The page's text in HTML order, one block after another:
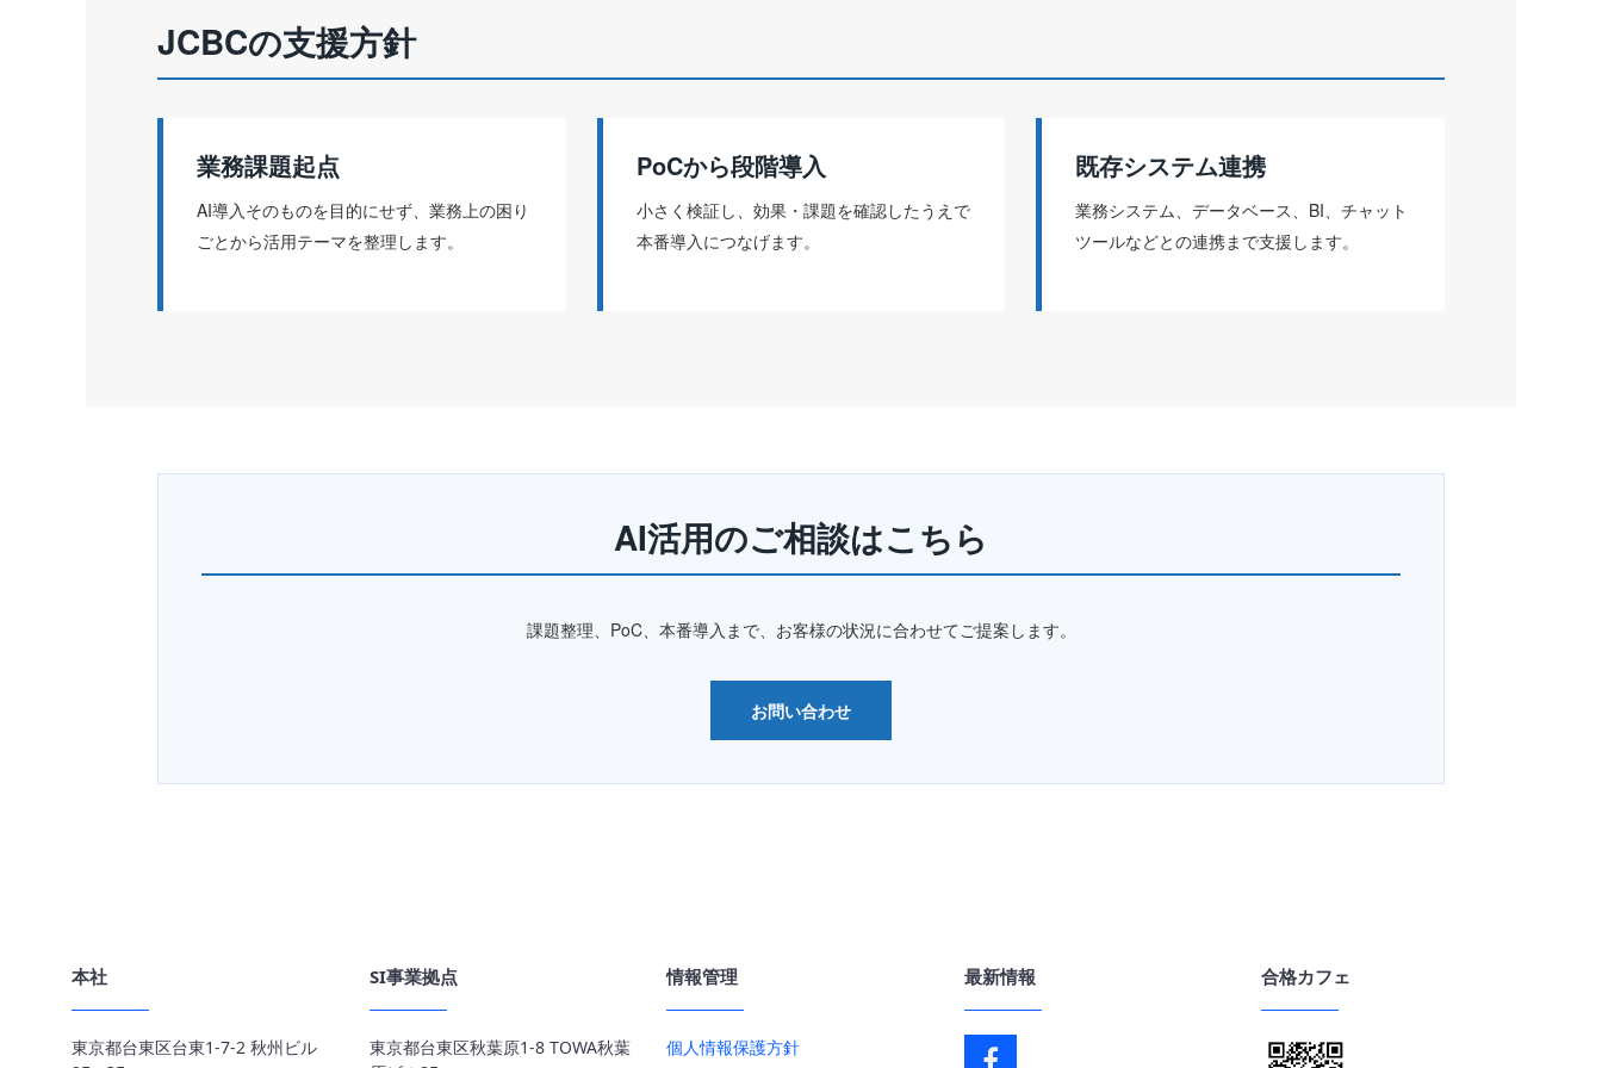
JCBCの支援方針
業務課題起点
AI導入そのものを目的にせず、業務上の困り
ごとから活用テーマを整理します。
PoCから段階導入
小さく検証し、効果・課題を確認したうえで
本番導入につなげます。
既存システム連携
業務システム、データベース、BI、チャット
ツールなどとの連携まで支援します。
AI活用のご相談はこちら
課題整理、PoC、本番導入まで、お客様の状況に合わせてご提案します。
お問い合わせ
本社
東京都台東区台東1-7-2 秋州ビル
SI事業拠点
東京都台東区秋葉原1-8 TOWA秋葉
情報管理
個人情報保護方針
最新情報 合格カフェ